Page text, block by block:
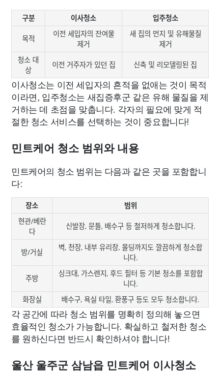
구분 이사청소 입주청소
목적
이전 세입자의 잔여물
제거
새 집의 먼지 및 유해물질
제거
청소 대
상
이전 거주자가 있던 집 신축 및 리모델링된 집
이사청소는 이전 세입자의 흔적을 없애는 것이 목적
이라면, 입주청소는 새집증후군 같은 유해 물질을 제
거하는 데 초점을 맞춥니다. 각자의 필요에 맞게 적
절한 청소 서비스를 선택하는 것이 중요합니다!
민트케어 청소 범위와 내용
민트케어의 청소 범위는 다음과 같은 곳을 포함합니
다:
장소
범위
현관/베란
다
신발장, 문틀, 배수구 등 철저하게 청소합니다.
방/거실
벽, 천장, 내부 유리창, 몰딩까지도 깔끔하게 청소합
니다.
주방
싱크대, 가스렌지, 후드 필터 등 기본 청소를 포함합
니다.
화장실
배수구, 욕실 타일, 환풍구 등도 모두 청소합니다.
각 공간에 따라 청소 범위를 명확히 정의해 놓으면
효율적인 청소가 가능합니다. 확실하고 철저한 청소
를 원하신다면 반드시 확인하셔야 합니다!
울산 울주군 삼남읍 민트케어 이사청소